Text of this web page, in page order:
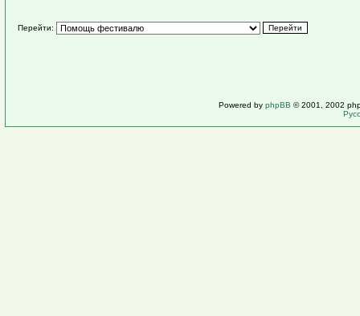
Перейти:
Powered by phpBB © 2001, 2002